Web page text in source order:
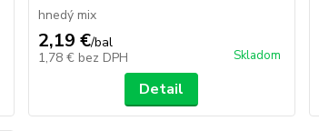
hnedý mix
2,19 €/bal
1,78 € bez DPH Skladom
Detail